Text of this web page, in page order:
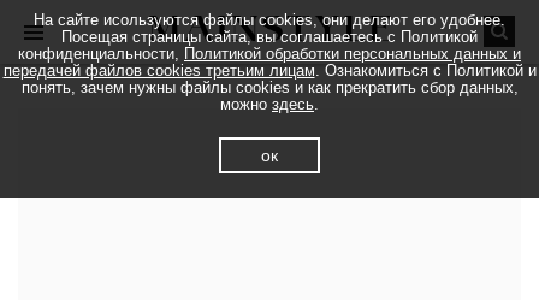
На сайте исользуются файлы cookies, они делают его удобнее.
Посещая страницы сайта, вы соглашаетесь с Политикой
конфиденциальности, Политикой обработки персональных данных и
передачей файлов cookies третьим лицам. Ознакомиться с Политикой и
понять, зачем нужны файлы cookies и как прекратить сбор данных,
можно здесь.
ок